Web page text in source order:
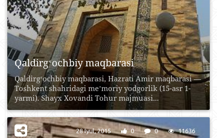
Qaldirgʻochbiy maqbarasi
Qaldirgʻochbiy maqbarasi, Hazrati Amir maqbarasi —
Toshkent shahridagi meʼmoriy yodgorlik (15-asr 1-
yarmi). Shayx Xovandi Tohur majmuasi...
28 Iyul, 2015 0 0 11636